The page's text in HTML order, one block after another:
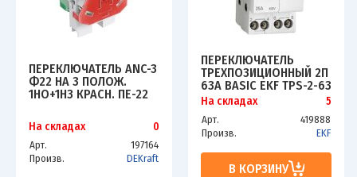
ПЕРЕКЛЮЧАТЕЛЬ ANC-3
Ф22 НА 3 ПОЛОЖ.
1НО+1НЗ КРАСН. ПЕ-22
На складах 0
Арт.
197164
Произв.
DEKraft
ПЕРЕКЛЮЧАТЕЛЬ
ТРЕХПОЗИЦИОННЫЙ 2П
63А BASIC EKF TPS-2-63
На складах 5
Арт.
419888
Произв.
EKF
В КОРЗИНУ